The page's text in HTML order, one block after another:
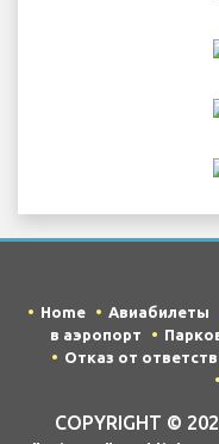
Home Авиабилеты
в аэропорт
Отказ от
COPYRIGHT ©